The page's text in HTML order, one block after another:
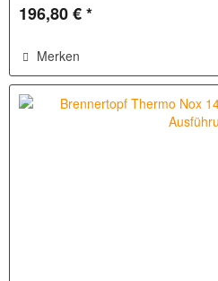
196,80 € *
Merken